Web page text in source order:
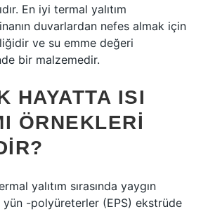
En iyi termal yalıtım
duvarlardan nefes almak için
ve su emme değeri
bir malzemedir.
HAYATTA ISI
ÖRNEKLERI
yalıtım sırasında yaygın
yün -polyüreterler (EPS) ekstrüde